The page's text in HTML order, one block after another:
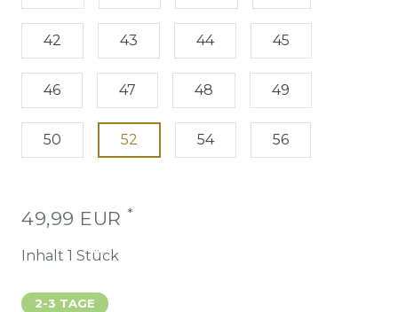
42 43 44 45
46 47 48 49
50 52 54 56
49,99 EUR *
Inhalt 1 Stück
2-3 TAGE